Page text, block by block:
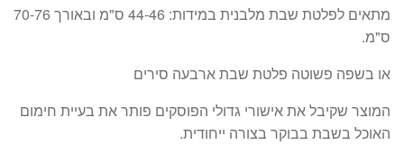
מתאים לפלטת שבת מלבנית במידות: 44-46 ס"מ ובאורך 70-76
ס"מ.
או בשפה פשוטה פלטת שבת ארבעה סירים
המוצר שקיבל את אישורי גדולי הפוסקים פותר את בעיית חימום
האוכל בשבת בבוקר בצורה ייחודית.